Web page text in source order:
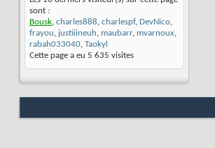
sont :
Bousk, charles888, charlespf, DevNico,
frayou, justiiineuh, maubarr, mvarnoux,
rabah033040, Taokyl
Cette page a eu 5 635 visites